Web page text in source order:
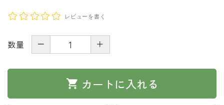
レビューを書く
数量 － ＋
shopping_cart カートに入れる